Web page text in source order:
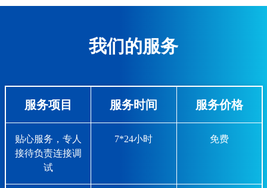
我们的服务
服务项目 服务时间 服务价格
贴心服务，专人
接待负责连接调
试
7*24小时 免费